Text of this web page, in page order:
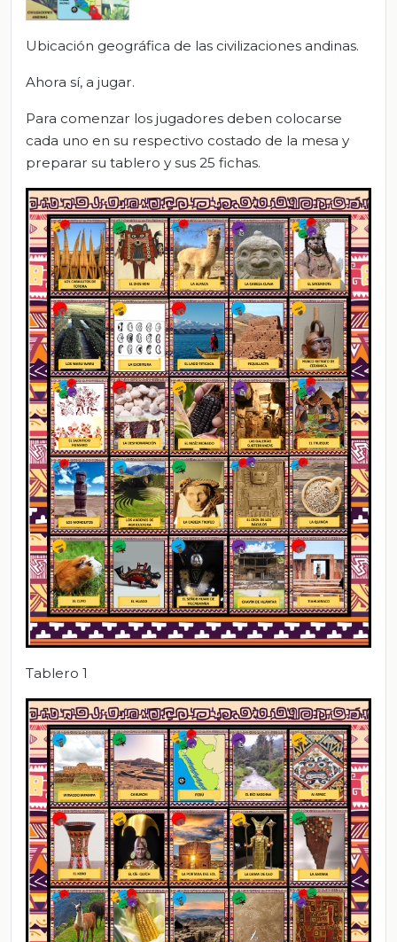
Ubicación geográfica de las civilizaciones andinas.
Ahora sí, a jugar.
Para comenzar los jugadores deben colocarse
cada uno en su respectivo costado de la mesa y
preparar su tablero y sus 25 fichas.
Tablero 1